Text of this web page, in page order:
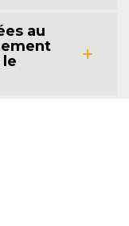
au